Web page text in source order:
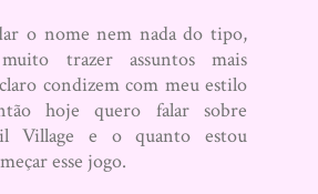
o nome nem nada do tipo,
trazer assuntos mais
condizem com meu estilo
hoje quero falar sobre
Village e o quanto estou
esse jogo.